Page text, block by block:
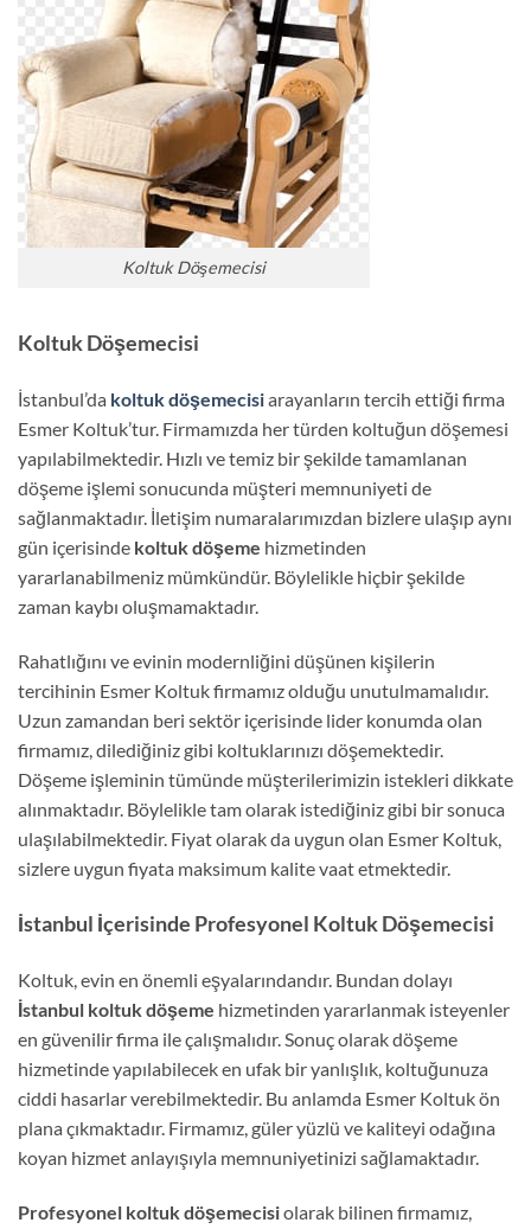
Koltuk Döşemecisi
Koltuk Döşemecisi
İstanbul’da koltuk döşemecisiarayanların tercih ettiği firma
Esmer Koltuk’tur. Firmamızda her türden koltuğun döşemesi
yapılabilmektedir. Hızlı ve temiz bir şekilde tamamlanan
döşeme işlemi sonucunda müşteri memnuniyeti de
sağlanmaktadır. İletişim numaralarımızdan bizlere ulaşıp aynı
gün içerisinde koltuk döşeme hizmetinden
yararlanabilmeniz mümkündür. Böylelikle hiçbir şekilde
zaman kaybı oluşmamaktadır.
Rahatlığını ve evinin modernliğini düşünen kişilerin
tercihinin Esmer Koltuk firmamız olduğu unutulmamalıdır.
Uzun zamandan beri sektör içerisinde lider konumda olan
firmamız, dilediğiniz gibi koltuklarınızı döşemektedir.
Döşeme işleminin tümünde müşterilerimizin istekleri dikkate
alınmaktadır. Böylelikle tam olarak istediğiniz gibi bir sonuca
ulaşılabilmektedir. Fiyat olarak da uygun olan Esmer Koltuk,
sizlere uygun fiyata maksimum kalite vaat etmektedir.
İstanbul İçerisinde Profesyonel Koltuk Döşemecisi
Koltuk, evin en önemli eşyalarındandır. Bundan dolayı
İstanbul koltuk döşeme hizmetinden yararlanmak isteyenler
en güvenilir firma ile çalışmalıdır. Sonuç olarak döşeme
hizmetinde yapılabilecek en ufak bir yanlışlık, koltuğunuza
ciddi hasarlar verebilmektedir. Bu anlamda Esmer Koltuk ön
plana çıkmaktadır. Firmamız, güler yüzlü ve kaliteyi odağına
koyan hizmet anlayışıyla memnuniyetinizi sağlamaktadır.
Profesyonel koltuk döşemecisiolarak bilinen firmamız,